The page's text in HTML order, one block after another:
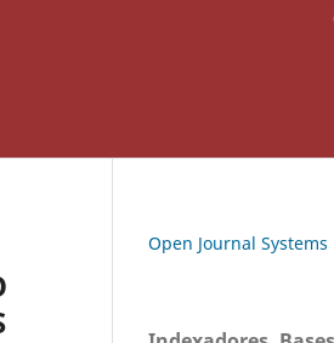
Open Journal Systems